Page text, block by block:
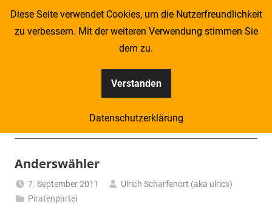
Zum
Kompass
–
Zeitung
für
Anderswähler
7. September 2011
Ulrich Scharfenort (aka ulrics)
Piratenpartei
Diese Seite verwendet Cookies, um die Nutzerfreundlichkeit
zu verbessern. Mit der weiteren Verwendung stimmen Sie
dem zu.
Verstanden
Datenschutzerklärung